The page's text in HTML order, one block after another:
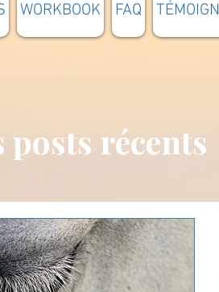
WORKBOOK FAQ
posts récents